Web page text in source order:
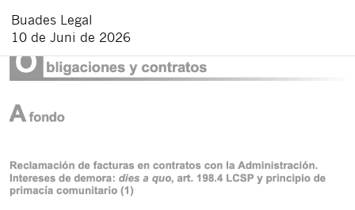
Buades Legal
10 de Juni de 2026